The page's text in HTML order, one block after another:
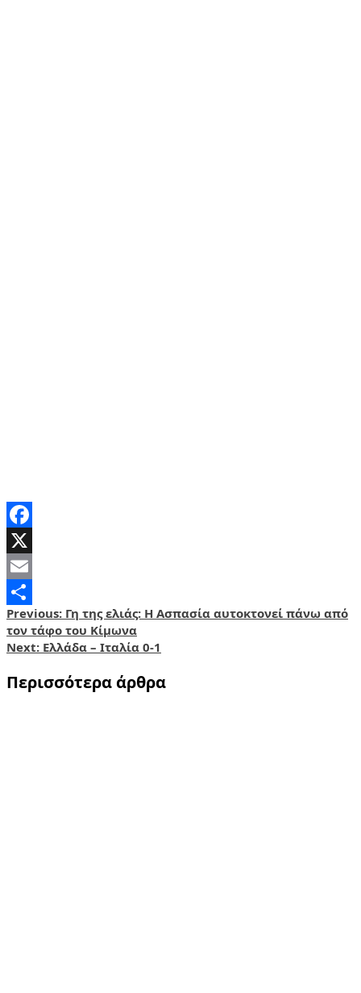
Facebook
X
Email
Share
Post
navigation
Previous: Γη της ελιάς: Η Ασπασία αυτοκτονεί πάνω από
τον τάφο του Κίμωνα
Next: Ελλάδα – Ιταλία 0-1
Περισσότερα άρθρα